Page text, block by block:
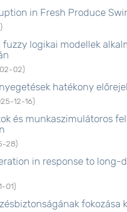
in Fresh Produce
)
logikai modellek
02)
hatékony
12-16)
és munkaszimulátoros
28)
in response to
01)
fokozása